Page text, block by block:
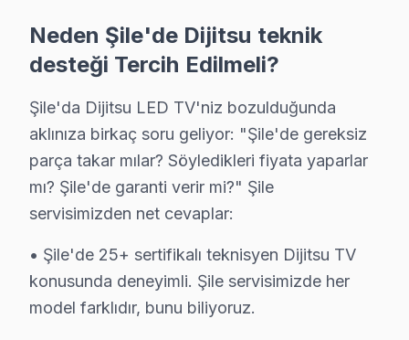
Arızalı televizyonlarınız günlük yaşamınızı
Hızlı servis avantajlarımız:
• Şile'de sabah arayın, akşama servis tamamlansın
• Şile'in tüm mahallelerine hızlı ulaşım
• Şile'de mobil servis aracı ile yerinde müdahale
• Şile'de acil durumlarda öncelikli randevu
• Şile servisimizde 7/24 çağrı merkezi desteği
Şile'da Dijitsu televizyon arızalarınız için vakit
Şile'da Dijitsu Servis Garantisi – 2 Yıl Kapsam
Neden Şile'de Dijitsu teknik
desteği Tercih Edilmeli?
Şile'da Dijitsu LED TV'niz bozulduğunda
aklınıza birkaç soru geliyor: "Şile'de gereksiz
parça takar mılar? Söyledikleri fiyata yaparlar
mı? Şile'de garanti verir mi?" Şile
servisimizden net cevaplar:
• Şile'de 25+ sertifikalı teknisyen Dijitsu TV
konusunda deneyimli. Şile servisimizde her
model farklıdır, bunu biliyoruz.